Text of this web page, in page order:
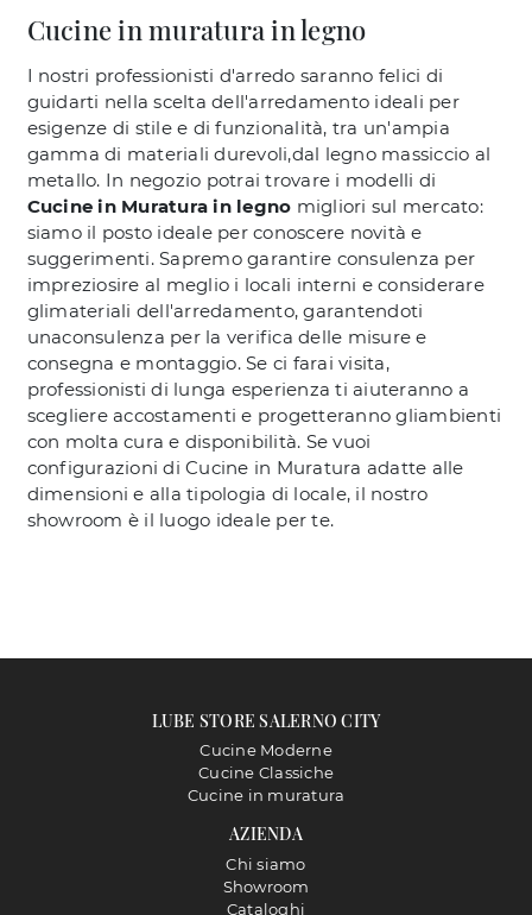
Cucine in muratura in legno
I nostri professionisti d'arredo saranno felici di
guidarti nella scelta dell'arredamento ideali per
esigenze di stile e di funzionalità, tra un'ampia
gamma di materiali durevoli,dal legno massiccio al
metallo. In negozio potrai trovare i modelli di
Cucine in Muratura in legno migliori sul mercato:
siamo il posto ideale per conoscere novità e
suggerimenti. Sapremo garantire consulenza per
impreziosire al meglio i locali interni e considerare
glimateriali dell'arredamento, garantendoti
unaconsulenza per la verifica delle misure e
consegna e montaggio. Se ci farai visita,
professionisti di lunga esperienza ti aiuteranno a
scegliere accostamenti e progetteranno gliambienti
con molta cura e disponibilità. Se vuoi
configurazioni di Cucine in Muratura adatte alle
dimensioni e alla tipologia di locale, il nostro
showroom è il luogo ideale per te.
LUBE STORE SALERNO CITY
Cucine Moderne
Cucine Classiche
Cucine in muratura
AZIENDA
Chi siamo
Showroom
Cataloghi